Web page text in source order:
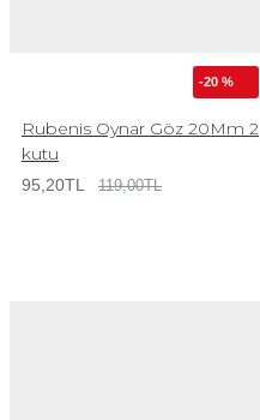
-20 %
Rubenis Oynar Göz 20Mm 2
kutu
95,20TL 119,00TL